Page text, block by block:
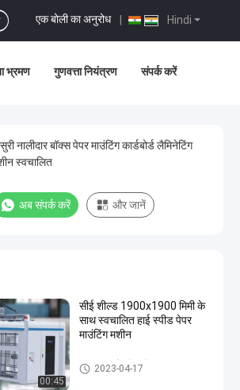
Hindi
एक बोली का अनुरोध
भ्रमण गुणवत्ता नियंत्रण संपर्क करें
नालीदार बॉक्स पेपर माउंटिंग कार्डबोर्ड लैमिनेटिंग
स्वचालित
अब संपर्क करें और जानें
00:45
सीई शील्ड 1900x1900 मिमी के
साथ स्वचालित हाई स्पीड पेपर
माउंटिंग मशीन
कागज लगाने की मशीन
2023-04-17